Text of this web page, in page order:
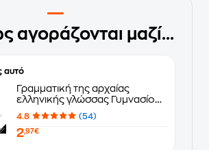
αγοράζονται μαζί...
αυτό
Γραμματική της αρχαίας
ελληνικής γλώσσας Γυμνασίου
- Λυκείου 22-0012
4.8 (54)
2,97€